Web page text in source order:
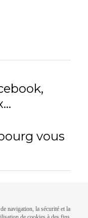
vous
navigation, la sécurité et la